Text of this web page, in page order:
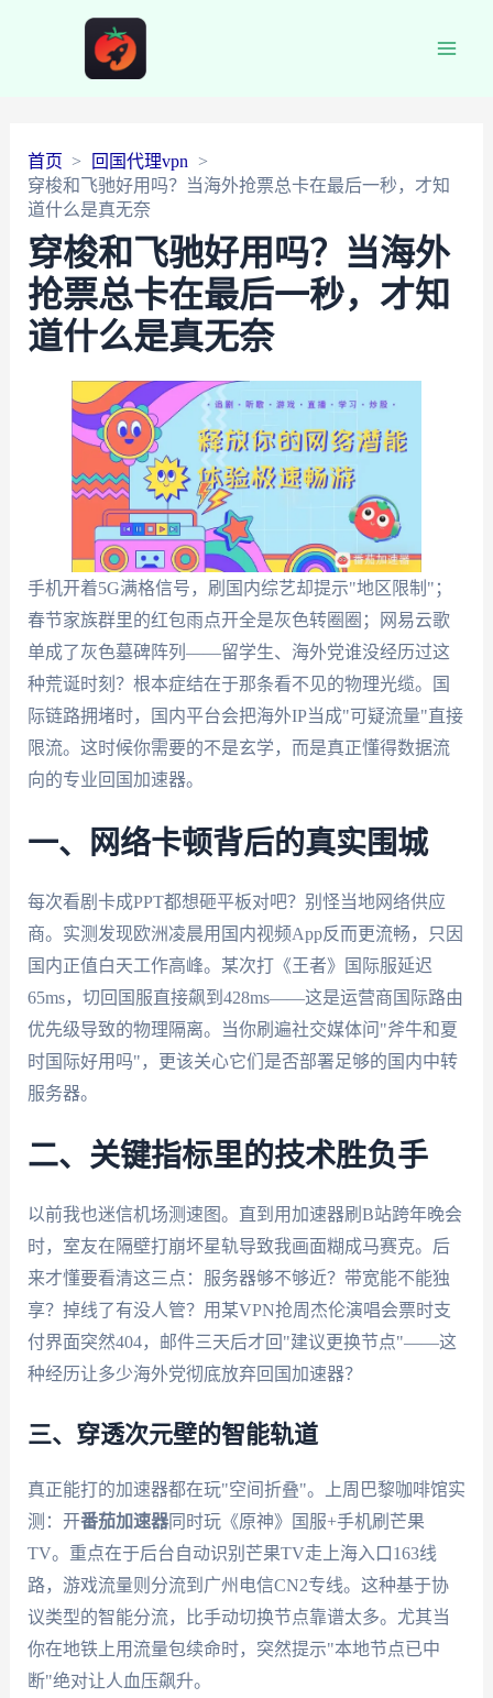
首页
回国代理vpn
穿梭和飞驰好用吗？当海外抢票总卡在最后一秒，才知
道什么是真无奈
穿梭和飞驰好用吗？当海外
抢票总卡在最后一秒，才知
道什么是真无奈
手机开着5G满格信号，刷国内综艺却提示"地区限制"；
春节家族群里的红包雨点开全是灰色转圈圈；网易云歌
单成了灰色墓碑阵列——留学生、海外党谁没经历过这
种荒诞时刻？根本症结在于那条看不见的物理光缆。国
际链路拥堵时，国内平台会把海外IP当成"可疑流量"直接
限流。这时候你需要的不是玄学，而是真正懂得数据流
向的专业回国加速器。
一、网络卡顿背后的真实围城
每次看剧卡成PPT都想砸平板对吧？别怪当地网络供应
商。实测发现欧洲凌晨用国内视频App反而更流畅，只因
国内正值白天工作高峰。某次打《王者》国际服延迟
65ms，切回国服直接飙到428ms——这是运营商国际路由
优先级导致的物理隔离。当你刷遍社交媒体问"斧牛和夏
时国际好用吗"，更该关心它们是否部署足够的国内中转
服务器。
二、关键指标里的技术胜负手
以前我也迷信机场测速图。直到用加速器刷B站跨年晚会
时，室友在隔壁打崩坏星轨导致我画面糊成马赛克。后
来才懂要看清这三点：服务器够不够近？带宽能不能独
享？掉线了有没人管？用某VPN抢周杰伦演唱会票时支
付界面突然404，邮件三天后才回"建议更换节点"——这
种经历让多少海外党彻底放弃回国加速器？
三、穿透次元壁的智能轨道
真正能打的加速器都在玩"空间折叠"。上周巴黎咖啡馆实
测：开番茄加速器同时玩《原神》国服+手机刷芒果
TV。重点在于后台自动识别芒果TV走上海入口163线
路，游戏流量则分流到广州电信CN2专线。这种基于协
议类型的智能分流，比手动切换节点靠谱太多。尤其当
你在地铁上用流量包续命时，突然提示"本地节点已中
断"绝对让人血压飙升。